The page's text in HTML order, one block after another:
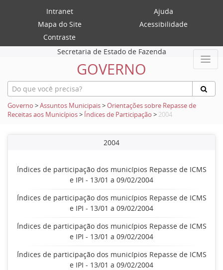
Intranet
Ajuda
Mapa do Site
Acessibilidade
Contraste
Secretaria de Estado de Fazenda
GOVERNO
Governo >Assuntos Municipais>Orientações sobre Repasse de
Receitas aos Municípios> Índices de Participação > 2004
2004
Índices de participação dos municípios Repasse de ICMS
e IPI - 13/01 a 09/02/2004
Índices de participação dos municípios Repasse de ICMS
e IPI - 13/01 a 09/02/2004
Índices de participação dos municípios Repasse de ICMS
e IPI - 13/01 a 09/02/2004
Índices de participação dos municípios Repasse de ICMS
e IPI - 13/01 a 09/02/2004